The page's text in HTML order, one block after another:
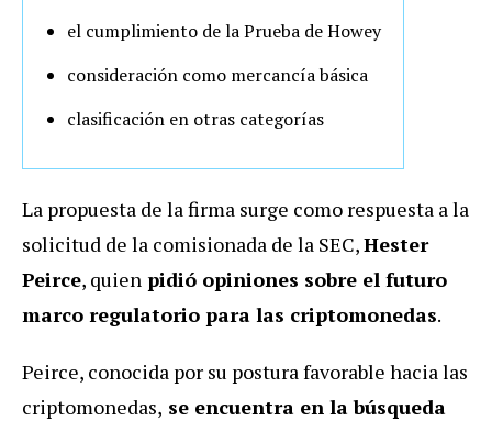
el cumplimiento de la Prueba de Howey
consideración como mercancía básica
clasificación en otras categorías
La propuesta de la firma surge como respuesta a la
solicitud de la comisionada de la SEC,Hester
Peirce, quien pidió opiniones sobre el futuro
marco regulatorio para las criptomonedas.
Peirce, conocida por su postura favorable hacia las
criptomonedas, se encuentra en la búsqueda